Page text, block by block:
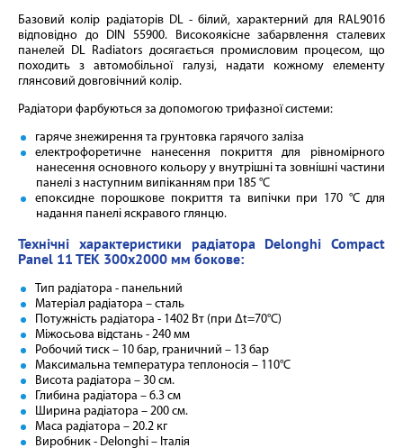
Базовий колір радіаторів DL - білий, характерний для RAL9016
відповідно до DIN 55900. Високоякісне забарвлення сталевих
панелей DL Radiators досягається промисловим процесом, що
походить з автомобільної галузі, надати кожному елементу
глянсовий довговічний колір.
Радіатори фарбуються за допомогою трифазної системи:
гаряче знежирення та грунтовка гарячого заліза
електрофоретичне нанесення покриття для рівномірного
нанесення основного кольору у внутрішні та зовнішні частини
панелі з наступним випіканням при 185 °C
епоксидне порошкове покриття та випічки при 170 °C для
надання панелі яскравого глянцю.
Технічні характеристики радіатора Delonghi Compact
Panel 11 TEK 300x2000 мм бокове:
Тип радіатора - панельний
Матеріал радіатора – сталь
Потужність радіатора - 1402 Вт (при Δt=70°C)
Міжосьова відстань - 240 мм
Робочий тиск – 10 бар, граничний – 13 бар
Максимальна температура теплоносія – 110°C
Висота радіатора – 30 см.
Глибина радіатора – 6.3 см
Ширина радіатора – 200 см.
Маса радіатора – 20.2 кг
Виробник - Delonghi – Італія